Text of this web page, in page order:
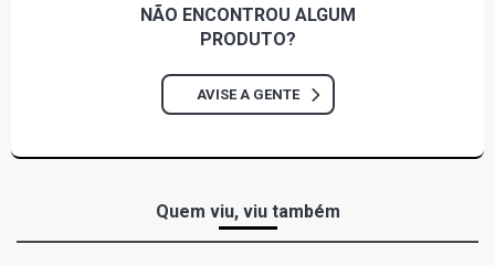
NÃO ENCONTROU ALGUM
PRODUTO?
AVISE A GENTE
Quem viu, viu também